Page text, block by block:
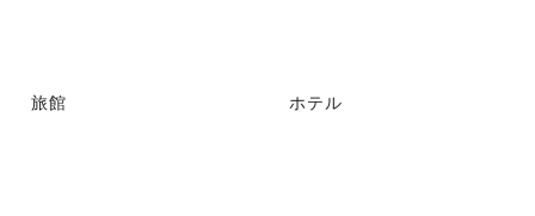
旅館 ホテル